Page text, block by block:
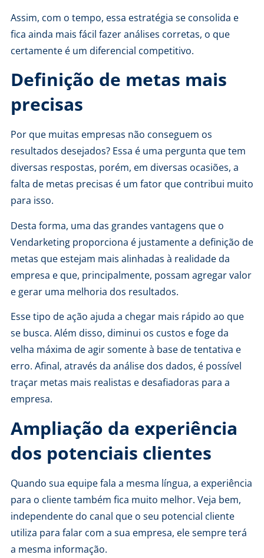
Assim, com o tempo, essa estratégia se consolida e
fica ainda mais fácil fazer análises corretas, o que
certamente é um diferencial competitivo.
Definição de metas mais
precisas
Por que muitas empresas não conseguem os
resultados desejados? Essa é uma pergunta que tem
diversas respostas, porém, em diversas ocasiões, a
falta de metas precisas é um fator que contribui muito
para isso.
Desta forma, uma das grandes vantagens que o
Vendarketing proporciona é justamente a definição de
metas que estejam mais alinhadas à realidade da
empresa e que, principalmente, possam agregar valor
e gerar uma melhoria dos resultados.
Esse tipo de ação ajuda a chegar mais rápido ao que
se busca. Além disso, diminui os custos e foge da
velha máxima de agir somente à base de tentativa e
erro. Afinal, através da análise dos dados, é possível
traçar metas mais realistas e desafiadoras para a
empresa.
Ampliação da experiência
dos potenciais clientes
Quando sua equipe fala a mesma língua, a experiência
para o cliente também fica muito melhor. Veja bem,
independente do canal que o seu potencial cliente
utiliza para falar com a sua empresa, ele sempre terá
a mesma informação.